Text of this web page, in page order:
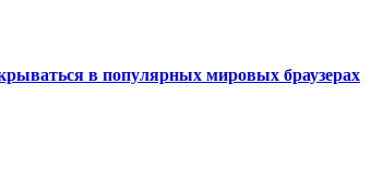
в популярных мировых браузерах